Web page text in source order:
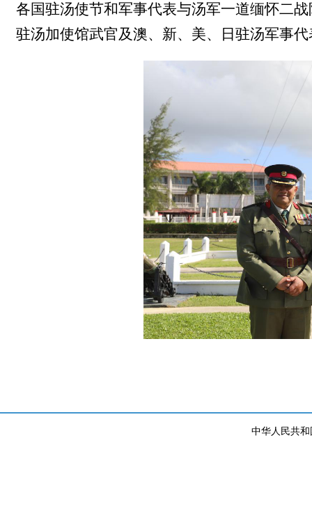
各国驻汤使节和军事代表与汤军一道缅怀二
驻汤加使馆武官及澳、新、美、日驻汤军事
中华人民共